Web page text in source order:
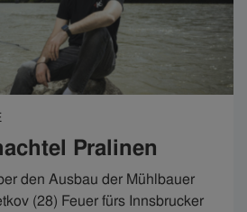
Pralinen
den Ausbau der Mühlbauer
(28) Feuer fürs Innsbrucker